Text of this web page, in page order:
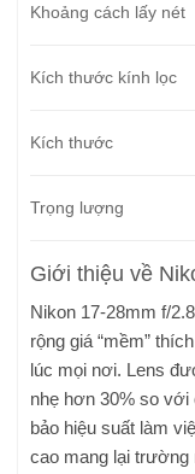
Khoảng cách lấy nét
Kích thước kính lọc
Kích thước
Trọng lượng
Giới thiệu về
Nikon 17-28mm f/
rộng giá “mềm”
lúc mọi nơi. Lens
nhẹ hơn 30% so
bảo hiệu suất làm
cao mang lại trường